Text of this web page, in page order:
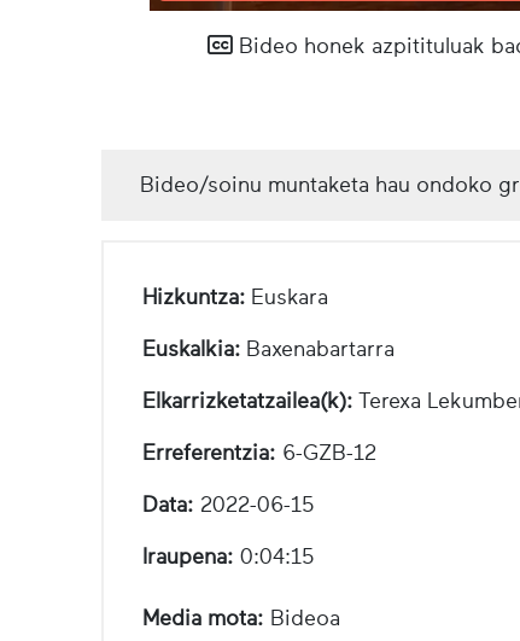
Bideo honek azpitituluak
Bideo/soinu muntaketa hau ondoko
Hizkuntza: Euskara
Euskalkia: Baxenabartarra
Elkarrizketatzailea(k): Terexa
Erreferentzia: 6-GZB-12
Data: 2022-06-15
Iraupena: 0:04:15
Media mota: Bideoa